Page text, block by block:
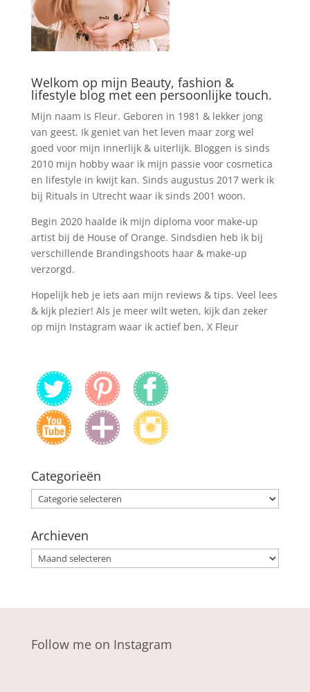
Welkom op mijn Beauty, fashion &
lifestyle blog met een persoonlijke touch.
Mijn naam is Fleur. Geboren in 1981 & lekker jong
van geest. Ik geniet van het leven maar zorg wel
goed voor mijn innerlijk & uiterlijk. Bloggen is sinds
2010 mijn hobby waar ik mijn passie voor cosmetica
en lifestyle in kwijt kan. Sinds augustus 2017 werk ik
bij Rituals in Utrecht waar ik sinds 2001 woon.
Begin 2020 haalde ik mijn diploma voor make-up
artist bij de House of Orange. Sindsdien heb ik bij
verschillende Brandingshoots haar & make-up
verzorgd.
Hopelijk heb je iets aan mijn reviews & tips. Veel lees
& kijk plezier! Als je meer wilt weten, kijk dan zeker
op mijn Instagram waar ik actief ben, X Fleur
Categorieën
Categorieën
Archieven
Archieven
Follow me on Instagram